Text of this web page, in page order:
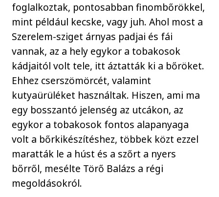
foglalkoztak, pontosabban finombőrökkel,
mint például kecske, vagy juh. Ahol most a
Szerelem-sziget árnyas padjai és fái
vannak, az a hely egykor a tobakosok
kádjaitól volt tele, itt áztatták ki a bőröket.
Ehhez cserszömörcét, valamint
kutyaürüléket használtak. Hiszen, ami ma
egy bosszantó jelenség az utcákon, az
egykor a tobakosok fontos alapanyaga
volt a bőrkikészítéshez, többek közt ezzel
maratták le a húst és a szőrt a nyers
bőrről, mesélte Törő Balázs a régi
megoldásokról.